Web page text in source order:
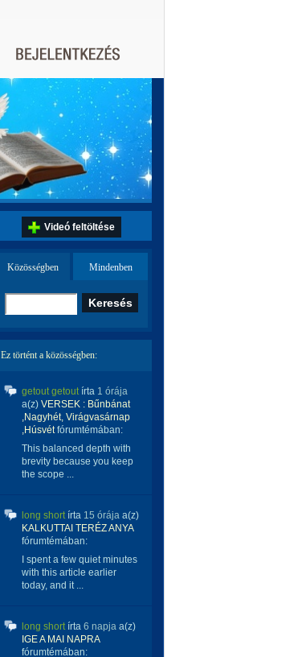
Videó feltöltése
Közösségben Mindenben
Ez történt a közösségben:
getout getoutírta 1 órája
a(z) VERSEK : Bűnbánat
,Nagyhét, Virágvasárnap
,Húsvétfórumtémában:
This balanced depth with
brevity because you keep
the scope ...
long shortírta 15 órája a(z)
KALKUTTAI TERÉZ ANYA
fórumtémában:
I spent a few quiet minutes
with this article earlier
today, and it ...
long shortírta 6 napja a(z)
IGE A MAI NAPRA
fórumtémában: